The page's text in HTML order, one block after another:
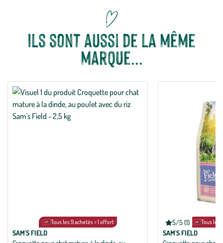
Ils sont aussi de la même
marque...
Tous les 9 achetés = 1 offert
SAM'S FIELD
5/5 (1)
Note moyenne de 5
Tous les
SAM'S FIELD